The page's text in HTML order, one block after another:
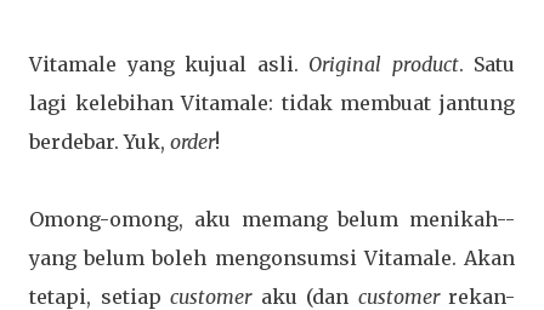
Vitamale yang kujual asli. Original product. Satu
lagi kelebihan Vitamale: tidak membuat jantung
berdebar. Yuk, order!
Omong-omong, aku memang belum menikah--
yang belum boleh mengonsumsi Vitamale. Akan
tetapi, setiap customeraku (dan customerrekan-